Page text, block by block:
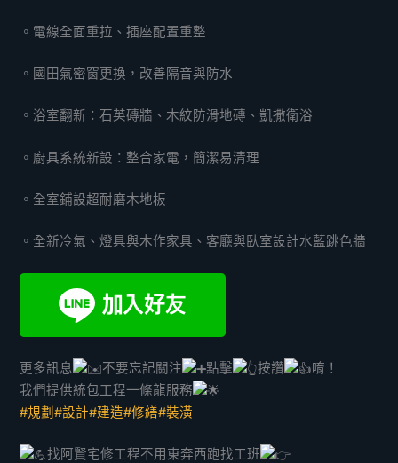
。電線全面重拉、插座配置重整
。國田氣密窗更換，改善隔音與防水
。浴室翻新：石英磚牆、木紋防滑地磚、凱撒衛浴
。廚具系統新設：整合家電，簡潔易清理
。全室鋪設超耐磨木地板
。全新冷氣、燈具與木作家具、客廳與臥室設計水藍跳色牆
更多訊息 不要忘記關注 點擊 按讚
唷！
我們提供統包工程一條龍服務
#規劃#設計#建造#修繕#裝潢
找阿賢宅修工程不用東奔西跑找工班